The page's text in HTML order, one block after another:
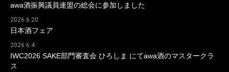
awa酒振興議員連盟の総会に参加しました
2026.6.20
日本酒フェア
2026.6.4
IWC2026 SAKE部門審査会 ひろしま にてawa酒のマスタークラ
ス